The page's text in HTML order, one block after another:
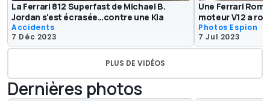
La Ferrari 812 Superfast de Michael B.
Jordan s'est écrasée…contre une Kia
Accidents
7 Déc 2023
Une Ferrari
moteur V12 a
Photos Espion
7 Jul 2023
PLUS DE VIDÉOS
Dernières photos